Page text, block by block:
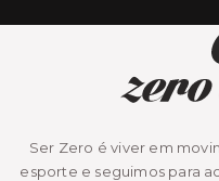
Ser Zero é viver em
esporte e seguimos para